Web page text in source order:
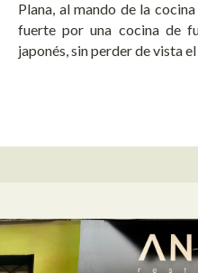
Plana, al mando de la
fuerte por una cocina de
japonés, sin perder de vista